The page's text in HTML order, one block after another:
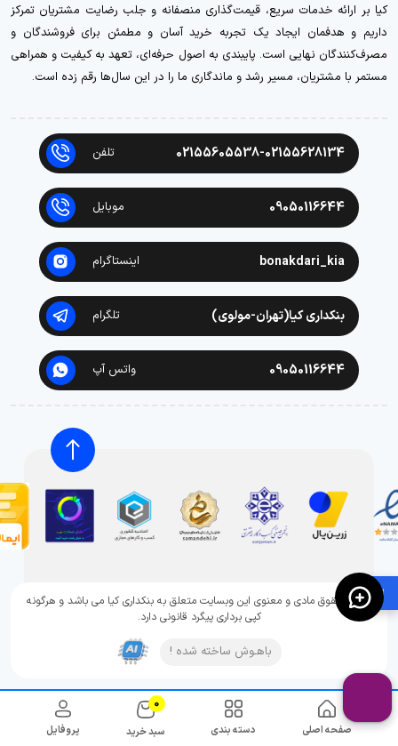
🛍️
صفحه اصلی دسته بندی
0
سبد خرید پروفایل
کیا بر ارائه خدمات سریع، قیمت‌گذاری منصفانه و جلب رضایت مشتریان تمرکز
داریم و هدفمان ایجاد یک تجربه خرید آسان و مطمئن برای فروشندگان و
مصرف‌کنندگان نهایی است. پایبندی به اصول حرفه‌ای، تعهد به کیفیت و همراهی
مستمر با مشتریان، مسیر رشد و ماندگاری ما را در این سال‌ها رقم زده است.
02155605538-02155628134 تلفن
09050116644 موبایل
bonakdari_kia اینستاگرام
بنکداری کیا(تهران-مولوی) تلگرام
09050116644 واتس آپ
تمامی حقوق مادی و معنوی این وبسایت متعلق به بنکداری کیا می باشد و هرگونه
کپی برداری پیگرد قانونی دارد.
باهـوش ساخته شده !